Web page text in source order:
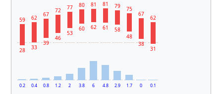
0.2
59
28
0.4
62
33
0.8
67
39
1.2
72
46
2
77
53
3.8
80
60
6
81
62
4.8
81
61
2.9
79
58
1.7
75
48
0
67
38
0.1
62
31